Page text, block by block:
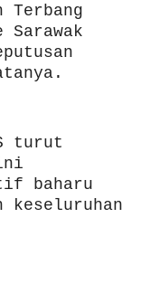
Sarawak
turut
baharu
keseluruhan